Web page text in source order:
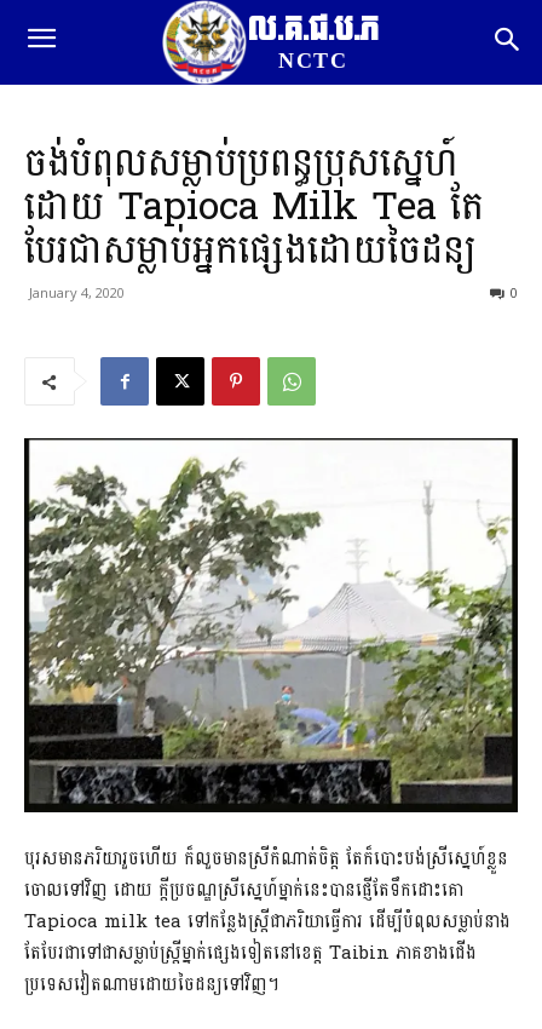
ល.គ.ជ.ប.ភ
NCTC
ចង់បំពុលសម្លាប់ប្រពន្ធប្រុសស្នេហ៍
ដោយ Tapioca Milk Tea តែ
បែរជាសម្លាប់អ្នកផ្សេងដោយចៃដន្យ
January 4, 2020 0
បុរសមានភរិយារួចហើយ ក៏លួចមានស្រីកំណាត់ចិត្ត តែក៏បោះបង់ស្រីស្នេហ៍ខ្លួន
ចោលទៅវិញ ដោយ ក្តីប្រចណ្ឌស្រីស្នេហ៍ម្នាក់នេះបានផ្ញើតែទឹកដោះគោ
Tapioca milk tea ទៅកន្លែងស្រ្តីជាភរិយាធ្វើការ ដើម្បីបំពុលសម្លាប់នាង
តែបែរជាទៅជាសម្លាប់ស្ត្រីម្នាក់ផ្សេងទៀតនៅខេត្ត Taibin ភាគខាងជើង
ប្រទេសវៀតណាមដោយចៃដន្យទៅវិញ។